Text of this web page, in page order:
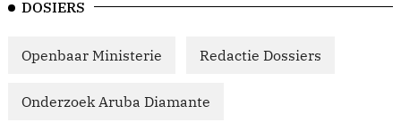
DOSIERS
Openbaar Ministerie Redactie Dossiers
Onderzoek Aruba Diamante